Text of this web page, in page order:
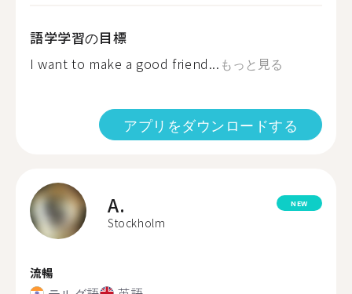
語学学習の目標
I want to make a good friend... もっと見る
アプリをダウンロードする
A.
Stockholm
NEW
流暢